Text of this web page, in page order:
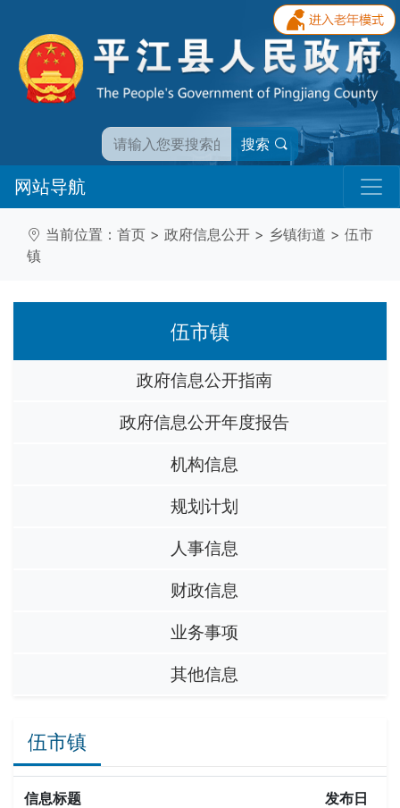
搜索
网站导航
当前位置： 首页 > 政府信息公开 > 乡镇街道 > 伍市
镇
伍市镇
政府信息公开指南
政府信息公开年度报告
机构信息
规划计划
人事信息
财政信息
业务事项
其他信息
伍市镇
信息标题
发布日